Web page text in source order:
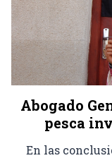
Abogado
pesca
En las